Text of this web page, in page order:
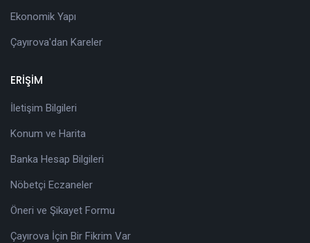
Ekonomik Yapı
Çayırova'dan Kareler
ERİŞİM
İletişim Bilgileri
Konum ve Harita
Banka Hesap Bilgileri
Nöbetçi Eczaneler
Öneri ve Şikayet Formu
Çayırova İçin Bir Fikrim Var